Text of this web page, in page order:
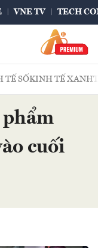
VNE TV TECH
TẾ SỐKINH TẾ XANH
cuối